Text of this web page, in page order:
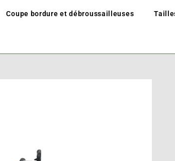
Coupe bordure et débroussailleuses